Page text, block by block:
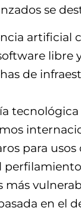
se
artificial
libre
de
para
en el